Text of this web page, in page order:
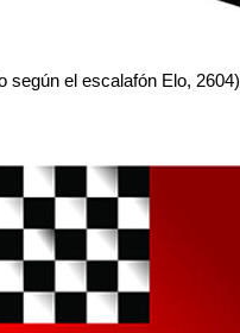
según el escalafón Elo, 2604)